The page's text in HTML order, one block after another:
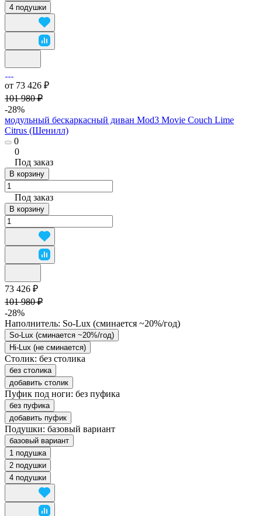
4 подушки
от 73 426 ₽
101 980 ₽
-28%
модульный бескаркасный диван Mod3 Movie Couch Lime
Citrus (Шенилл)
0
0
Под заказ
В корзину
Под заказ
В корзину
73 426 ₽
101 980 ₽
-28%
Наполнитель: So-Lux (cминается ~20%/год)
So-Lux (cминается ~20%/год)
Hi-Lux (не сминается)
Столик: без столика
без столика
добавить столик
Пуфик под ноги: без пуфика
без пуфика
добавить пуфик
Подушки: базовый вариант
базовый вариант
1 подушка
2 подушки
4 подушки